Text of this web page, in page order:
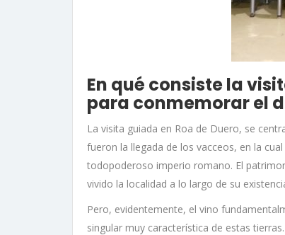
En qué consiste la
para conmemorar el
La visita guiada en Roa de Duero, se
fueron la llegada de los vacceos, en la
todopoderoso imperio romano. El
vivido la localidad a lo largo de su
Pero, evidentemente, el vino
singular muy característica de estas